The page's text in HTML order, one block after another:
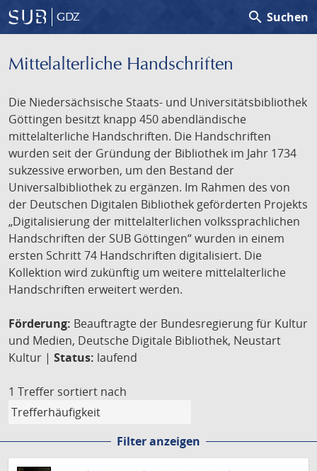
GDZ search Suchen
Mittelalterliche Handschriften
Die Niedersächsische Staats- und Universitätsbibliothek
Göttingen besitzt knapp 450 abendländische
mittelalterliche Handschriften. Die Handschriften
wurden seit der Gründung der Bibliothek im Jahr 1734
sukzessive erworben, um den Bestand der
Universalbibliothek zu ergänzen. Im Rahmen des von
der Deutschen Digitalen Bibliothek geförderten Projekts
„Digitalisierung der mittelalterlichen volkssprachlichen
Handschriften der SUB Göttingen“ wurden in einem
ersten Schritt 74 Handschriften digitalisiert. Die
Kollektion wird zukünftig um weitere mittelalterliche
Handschriften erweitert werden.
Förderung: Beauftragte der Bundesregierung für Kultur
und Medien, Deutsche Digitale Bibliothek, Neustart
Kultur | Status: laufend
1 Treffer sortiert nach
Filter anzeigen